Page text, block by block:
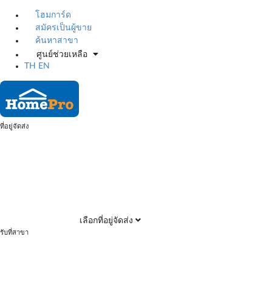
โฮมการ์ด
สมัครเป็นผู้ขาย
ค้นหาสาขา
ศูนย์ช่วยเหลือ
TH
EN
ที่อยู่จัดส่ง
เลือกที่อยู่จัดส่ง
รับที่สาขา